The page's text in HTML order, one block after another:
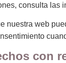
consulta las
nuestra web
con